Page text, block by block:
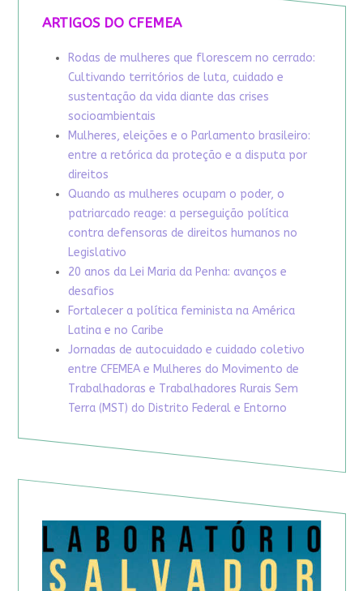
ARTIGOS DO CFEMEA
Rodas de mulheres que florescem no cerrado:
Cultivando territórios de luta, cuidado e
sustentação da vida diante das crises
socioambientais
Mulheres, eleições e o Parlamento brasileiro:
entre a retórica da proteção e a disputa por
direitos
Quando as mulheres ocupam o poder, o
patriarcado reage: a perseguição política
contra defensoras de direitos humanos no
Legislativo
20 anos da Lei Maria da Penha: avanços e
desafios
Fortalecer a política feminista na América
Latina e no Caribe
Jornadas de autocuidado e cuidado coletivo
entre CFEMEA e Mulheres do Movimento de
Trabalhadoras e Trabalhadores Rurais Sem
Terra (MST) do Distrito Federal e Entorno